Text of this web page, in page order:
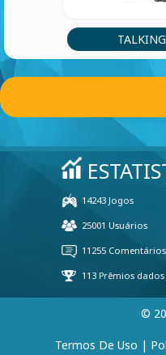
©
Termos De Uso |